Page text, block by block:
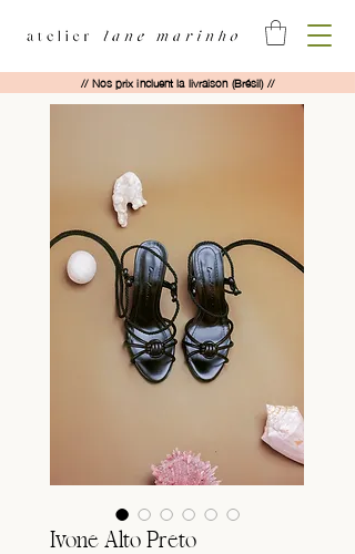
// Nos prix incluent la livraison (Brésil) //
Ivone Alto Preto